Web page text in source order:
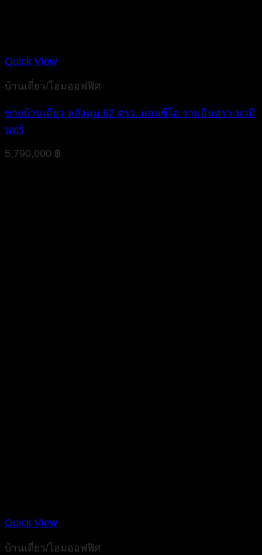
Quick View
บ้านเดี่ยว/โฮมออฟฟิศ
ขายบ้านเดี่ยว หลังมุม 62 ตรว. แลนซีโอ รามอินทรา-นวมิ
นทร์
5,790,000 ฿
Quick View
บ้านเดี่ยว/โฮมออฟฟิศ